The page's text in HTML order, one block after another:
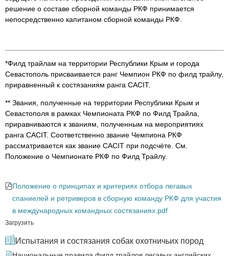
решение о составе сборной команды РКФ принимается
непосредственно капитаном сборной команды РКФ.
*Филд трайлам на территории Республики Крым и города
Севастополь присваивается ранг Чемпион РКФ по филд трайлу,
приравненный к состязаниям ранга CACIT.
** Звания, полученные на территории Республики Крым и
Севастополя в рамках Чемпионата РКФ по Филд Трайла,
приравниваются к званиям, полученным на мероприятиях
ранга CACIT. Соответственно звание Чемпиона РКФ
рассматривается как звание CACIT при подсчёте. См.
Положение о Чемпионате РКФ по Филд Трайлу.
Положение о принципах и критериях отбора легавых
спаниелей и ретриверов в сборную команду РКФ для участия
в международных командных состязаниях.pdf
Загрузить
Испытания и состязания собак охотничьих пород